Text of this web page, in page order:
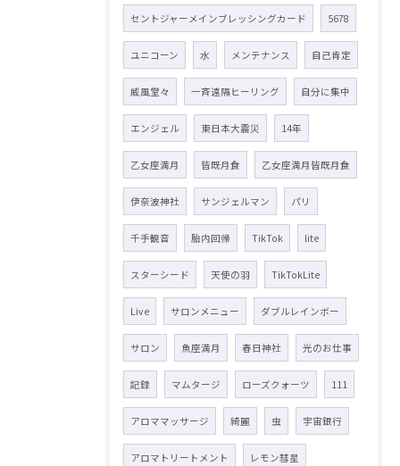
セントジャーメインブレッシングカード 5678
ユニコーン 水 メンテナンス 自己肯定
威風堂々 一斉遠隔ヒーリング 自分に集中
エンジェル 東日本大震災 14年
乙女座満月 皆既月食 乙女座満月皆既月食
伊奈波神社 サンジェルマン パリ
千手観音 胎内回帰 TikTok lite
スターシード 天使の羽 TikTokLite
Live サロンメニュー ダブルレインボー
サロン 魚座満月 春日神社 光のお仕事
記録 マムタージ ローズクォーツ 111
アロママッサージ 綺麗 虫 宇宙銀行
アロマトリートメント レモン彗星